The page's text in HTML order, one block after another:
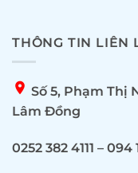
THÔNG TIN LIÊN
location_on Số 5, Phạm Thị
Lâm Đồng
0252 382 4111 – 094